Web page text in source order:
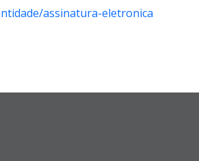
assinatura-eletronica